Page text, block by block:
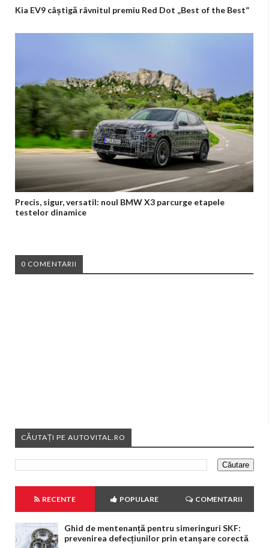
Kia EV9 câștigă râvnitul premiu Red Dot „Best of the Best”
Precis, sigur, versatil: noul BMW X3 parcurge etapele
testelor dinamice
0 COMENTARII
CĂUTAȚI PE AUTOVITAL.RO
RECENTE POPULARE COMENTARII
Ghid de mentenanță pentru simeringuri SKF:
prevenirea defecțiunilor prin etanșare corectă